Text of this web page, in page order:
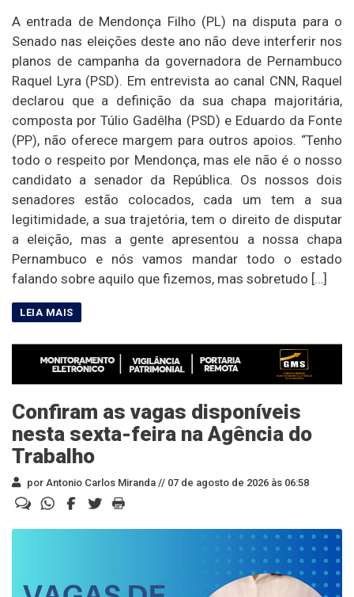
A entrada de Mendonça Filho (PL) na disputa para o
Senado nas eleições deste ano não deve interferir nos
planos de campanha da governadora de Pernambuco
Raquel Lyra (PSD). Em entrevista ao canal CNN, Raquel
declarou que a definição da sua chapa majoritária,
composta por Túlio Gadêlha (PSD) e Eduardo da Fonte
(PP), não oferece margem para outros apoios. “Tenho
todo o respeito por Mendonça, mas ele não é o nosso
candidato a senador da República. Os nossos dois
senadores estão colocados, cada um tem a sua
legitimidade, a sua trajetória, tem o direito de disputar
a eleição, mas a gente apresentou a nossa chapa
Pernambuco e nós vamos mandar todo o estado
falando sobre aquilo que fizemos, mas sobretudo […]
Confiram as vagas disponíveis
nesta sexta-feira na Agência do
Trabalho
por Antonio Carlos Miranda // 07 de agosto de 2026 às 06:58